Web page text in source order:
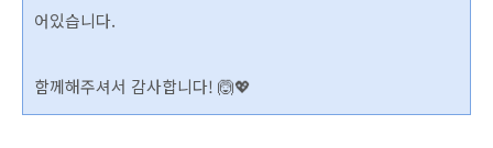
어있습니다.
함께해주셔서 감사합니다! 🙆‍💖